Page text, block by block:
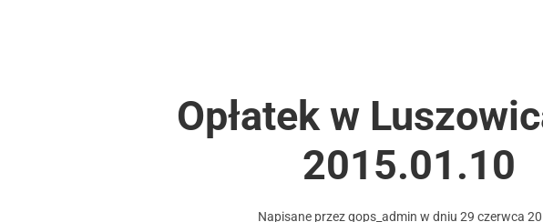
Opłatek w
2015.01.10
Napisane przezgops_admin w dniu 29 czerwca